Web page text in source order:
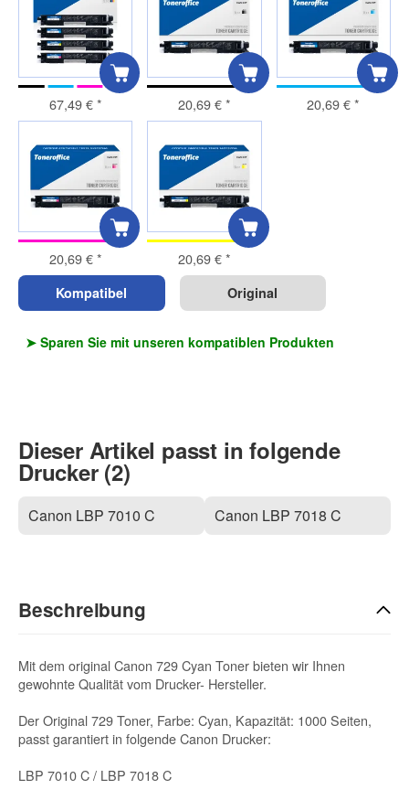
67,49 €* 20,69 €* 20,69 €*
20,69 €* 20,69 €*
Kompatibel Original
➤ Sparen Sie mit unseren kompatiblen Produkten
Dieser Artikel passt in folgende
Drucker (2)
Canon LBP 7010 C Canon LBP 7018 C
Beschreibung
Mit dem original Canon 729 Cyan Toner bieten wir Ihnen
gewohnte Qualität vom Drucker- Hersteller.
Der Original 729 Toner, Farbe: Cyan, Kapazität: 1000 Seiten,
passt garantiert in folgende Canon Drucker:
LBP 7010 C / LBP 7018 C